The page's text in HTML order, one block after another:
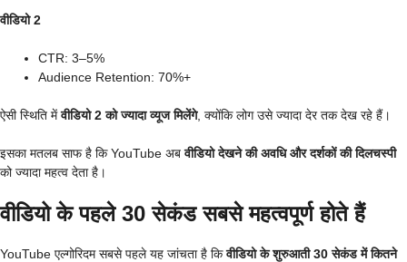
वीडियो 2
CTR: 3–5%
Audience Retention: 70%+
ऐसी स्थिति मेंवीडियो 2 को ज्यादा व्यूज मिलेंगे, क्योंकि लोग उसे ज्यादा देर तक देख रहे हैं।
इसका मतलब साफ है कि YouTube अबवीडियो देखने की अवधि और दर्शकों की दिलचस्पी
को ज्यादा महत्व देता है।
वीडियो के पहले 30 सेकंड सबसे महत्वपूर्ण होते हैं
YouTube एल्गोरिदम सबसे पहले यह जांचता है किवीडियो के शुरुआती 30 सेकंड में कितने